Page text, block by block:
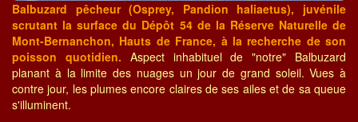
Balbuzard pêcheur (Osprey, Pandion haliaetus), juvénile
scrutant la surface du Dépôt 54 de la Réserve Naturelle de
Mont-Bernanchon, Hauts de France, à la recherche de son
poisson quotidien. Aspect inhabituel de "notre" Balbuzard
planant à la limite des nuages un jour de grand soleil. Vues à
contre jour, les plumes encore claires de ses ailes et de sa queue
s'illuminent.